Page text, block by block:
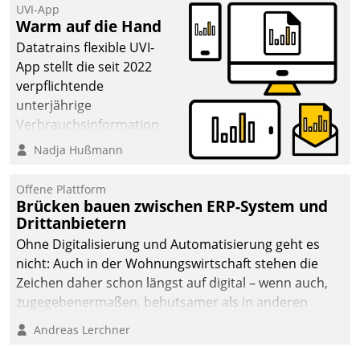
UVI-App
Warm auf die Hand
Datatrains flexible UVI-
App stellt die seit 2022
verpflichtende
unterjährige
Verbrauchsinformation
schnell, zuverlässig und
Die monatlichen
Mitteilungen zum
Heizungs- und
Wasserverbrauch gehen
automatisiert, vollständig
und auf Wunsch über
mehrere zuvor
Kommunikationswege bei
Nadja Hußmann
Offene Plattform
Brücken bauen zwischen ERP-System und
Drittanbietern
Ohne Digitalisierung und Automatisierung geht es
nicht: Auch in der Wohnungswirtschaft stehen die
Zeichen daher schon längst auf digital – wenn auch,
zugegebenermaßen, behutsamer als in anderen
Branchen.
Andreas Lerchner